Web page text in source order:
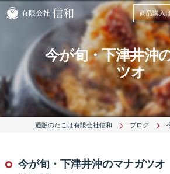
商品購入
今が旬・下津井沖
ツオ
通販のたこは有限会社信和 ブログ
今が旬・下津井沖のマナガツオ